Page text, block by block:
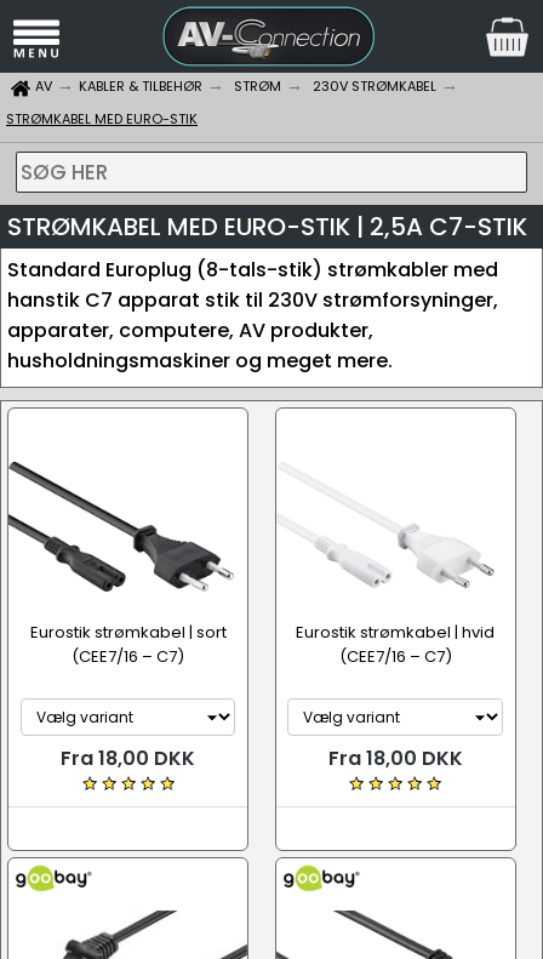
AV KABLER & TILBEHØR STRØM
230V STRØMKABEL
STRØMKABEL MED EURO-STIK
SØG HER
STRØMKABEL MED EURO-STIK | 2,5A C7-STIK
Standard Europlug (8-tals-stik) strømkabler med
hanstik C7 apparat stik til 230V strømforsyninger,
apparater, computere, AV produkter,
husholdningsmaskiner og meget mere.
Eurostik strømkabel | sort
(CEE7/16 – C7)
Fra 18,00 DKK
Eurostik strømkabel | hvid
(CEE7/16 – C7)
Fra 18,00 DKK